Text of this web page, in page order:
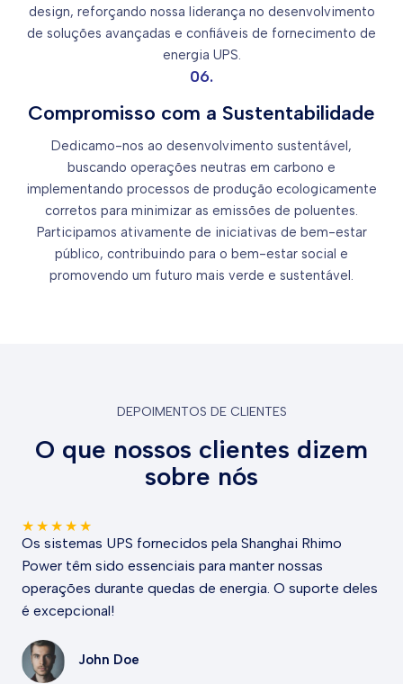
design, reforçando nossa liderança no desenvolvimento
de soluções avançadas e confiáveis de fornecimento de
energia UPS.
06.
Compromisso com a Sustentabilidade
Dedicamo-nos ao desenvolvimento sustentável,
buscando operações neutras em carbono e
implementando processos de produção ecologicamente
corretos para minimizar as emissões de poluentes.
Participamos ativamente de iniciativas de bem-estar
público, contribuindo para o bem-estar social e
promovendo um futuro mais verde e sustentável.
DEPOIMENTOS DE CLIENTES
O que nossos clientes dizem
sobre nós
★ ★ ★ ★ ★
Os sistemas UPS fornecidos pela Shanghai Rhimo
Power têm sido essenciais para manter nossas
operações durante quedas de energia. O suporte deles
é excepcional!
John Doe